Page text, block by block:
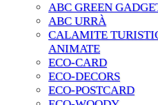
ABC GREEN
ABC URRÀ
CALAMITE
ANIMATE
ECO-CARD
ECO-DECORS
ECO-POSTCARD